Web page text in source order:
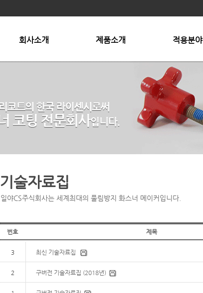
회사소개 제품소개 적용분야
조직도
공장현황 및 오시는길
록킹제품군 (LOCKING)
록킹+씰링 (LOCKING+SEAL)
씰링 (SEAL)
특수 기능 제품
적용분야
기술자료집
일야CS주식회사는 세계최대의 풀림방지 화스너 메이커입니다.
번호 제목
3 최신 기술자료집
2 구버전 기술자료집 (2018년)